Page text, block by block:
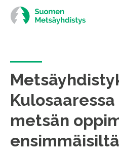
Siirry
suoraan
sisältöön
metsän